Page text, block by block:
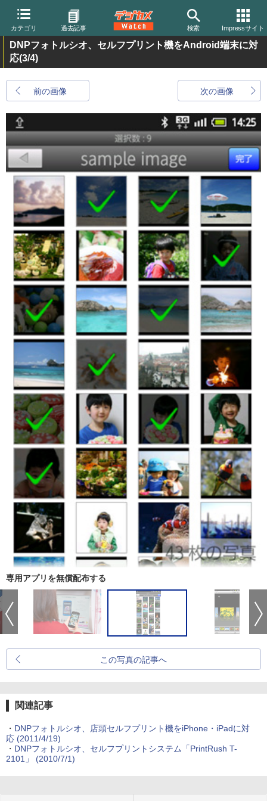
カテゴリ 過去記事 検索 Impressサイト
DNPフォトルシオ、セルフプリント機をAndroid端末に対
応(3/4)
前の画像 次の画像
専用アプリを無償配布する
この写真の記事へ
関連記事
・ DNPフォトルシオ、店頭セルフプリント機をiPhone・iPadに対
応 (2011/4/19)
・ DNPフォトルシオ、セルフプリントシステム「PrintRush T-
2101」 (2010/7/1)